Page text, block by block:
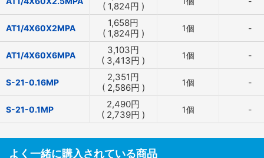
( 1,824円 )
AT1/4X60X2MPA 1,658円
( 1,824円 ) 1個 -
AT1/4X60X6MPA 3,103円
( 3,413円 ) 1個 -
S-21-0.16MP 2,351円
( 2,586円 ) 1個 -
S-21-0.1MP 2,490円
( 2,739円 ) 1個 -
よく一緒に購入されている商品